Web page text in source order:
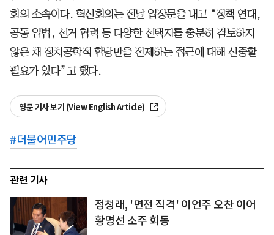
회의 소속이다. 혁신회의는 전날 입장문을 내고 “정책 연대,
공동 입법, 선거 협력 등 다양한 선택지를 충분히 검토하지
않은 채 정치공학적 합당만을 전제하는 접근에 대해 신중할
필요가 있다”고 했다.
영문 기사 보기 (View English Article)
#더불어민주당
관련 기사
정청래, '면전 직격' 이언주 오찬 이어
황명선 소주 회동